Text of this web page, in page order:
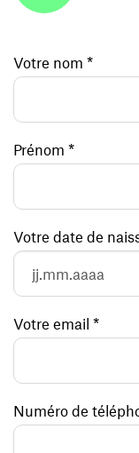
Votre nom *
Prénom *
Votre email *